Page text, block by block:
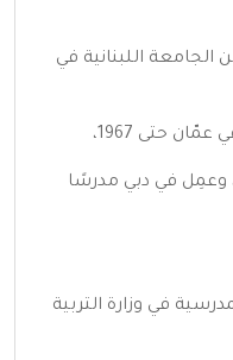
اللبنانية في
حتى 1967،
وعمِل في دبي مدرسًا
في وزارة التربية